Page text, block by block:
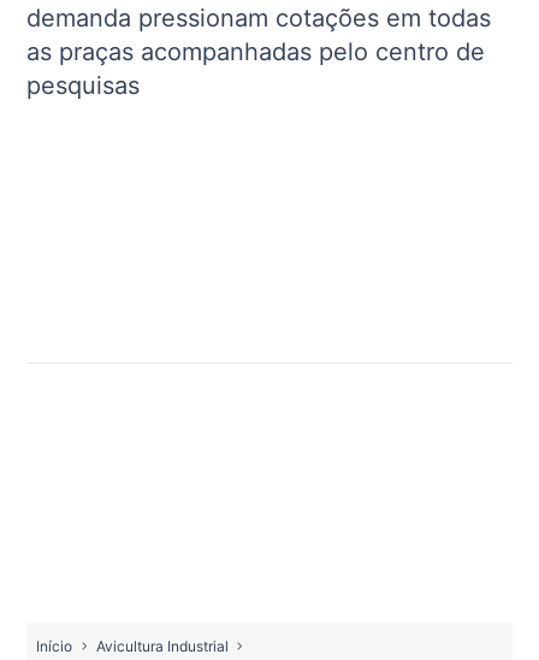
demanda pressionam cotações em todas
as praças acompanhadas pelo centro de
pesquisas
Início
Avicultura Industrial